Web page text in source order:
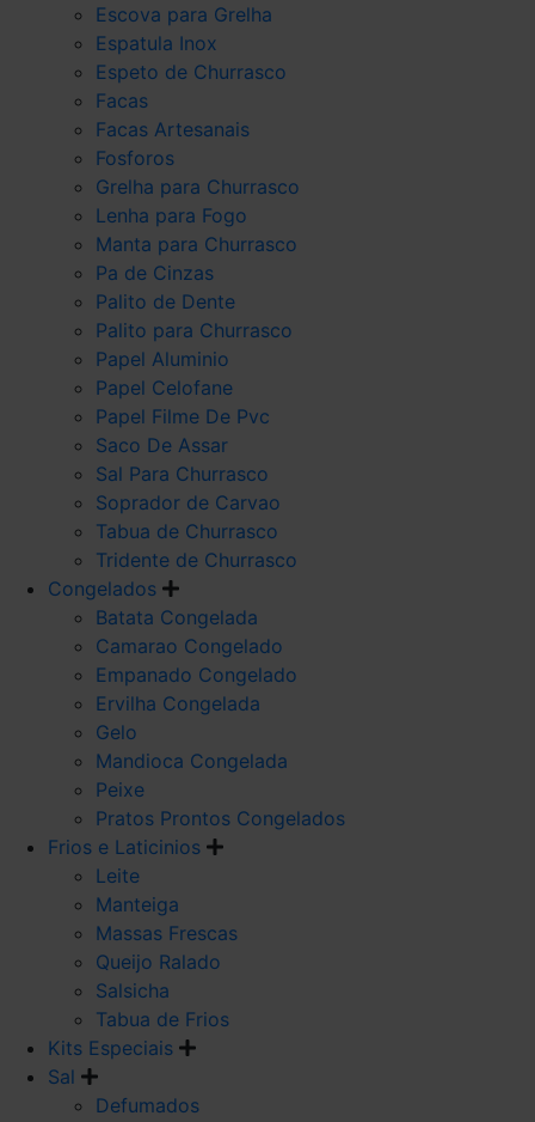
Escova para Grelha
Espatula Inox
Espeto de Churrasco
Facas
Facas Artesanais
Fosforos
Grelha para Churrasco
Lenha para Fogo
Manta para Churrasco
Pa de Cinzas
Palito de Dente
Palito para Churrasco
Papel Aluminio
Papel Celofane
Papel Filme De Pvc
Saco De Assar
Sal Para Churrasco
Soprador de Carvao
Tabua de Churrasco
Tridente de Churrasco
Congelados
Batata Congelada
Camarao Congelado
Empanado Congelado
Ervilha Congelada
Gelo
Mandioca Congelada
Peixe
Pratos Prontos Congelados
Frios e Laticinios
Leite
Manteiga
Massas Frescas
Queijo Ralado
Salsicha
Tabua de Frios
Kits Especiais
Sal
Defumados